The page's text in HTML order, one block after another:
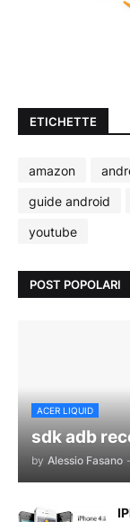
ETICHETTE
amazon
guide android
youtube
POST POPOLARI
ACER LIQUID
sdk adb
by Alessio Fasano -